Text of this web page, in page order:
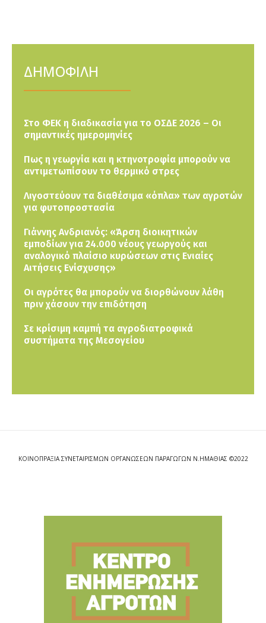
ΔΗΜΟΦΙΛΗ
Στο ΦΕΚ η διαδικασία για το ΟΣΔΕ 2026 – Οι
σημαντικές ημερομηνίες
Πως η γεωργία και η κτηνοτροφία μπορούν να
αντιμετωπίσουν το θερμικό στρες
Λιγοστεύουν τα διαθέσιμα «όπλα» των αγροτών
για φυτοπροστασία
Γιάννης Ανδριανός: «Άρση διοικητικών
εμποδίων για 24.000 νέους γεωργούς και
αναλογικό πλαίσιο κυρώσεων στις Ενιαίες
Αιτήσεις Ενίσχυσης»
Οι αγρότες θα μπορούν να διορθώνουν λάθη
πριν χάσουν την επιδότηση
Σε κρίσιμη καμπή τα αγροδιατροφικά
συστήματα της Μεσογείου
ΚΟΙΝΟΠΡΑΞΙΑ ΣΥΝΕΤΑΙΡΙΣΜΩΝ ΟΡΓΑΝΩΣΕΩΝ ΠΑΡΑΓΩΓΩΝ Ν.ΗΜΑΘΙΑΣ ©2022